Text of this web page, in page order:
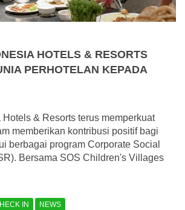
HOTELS & RESORTS
PERHOTELAN KEPADA
& Resorts terus memperkuat
memberikan kontribusi positif bagi
berbagai program Corporate Social
Bersama SOS Children's Villages
IN NEWS